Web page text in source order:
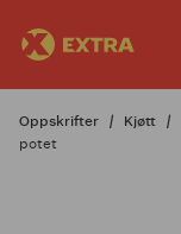
Oppskrifter Kjøtt
potet